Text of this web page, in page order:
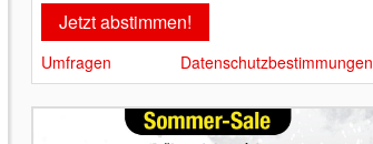
Umfragen Datenschutzbestimmungen